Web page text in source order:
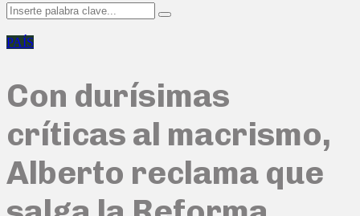
Search
for:
Search
PAÍS
Con durísimas
críticas al macrismo,
Alberto reclama que